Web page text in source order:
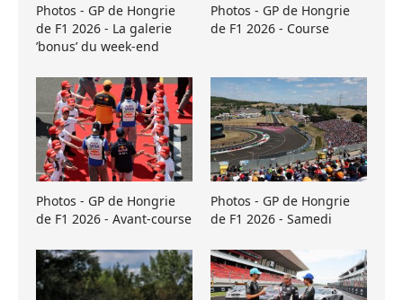
Photos - GP de Hongrie
de F1 2026 - La galerie
’bonus’ du week-end
Photos - GP de Hongrie
de F1 2026 - Course
Photos - GP de Hongrie
de F1 2026 - Avant-course
Photos - GP de Hongrie
de F1 2026 - Samedi